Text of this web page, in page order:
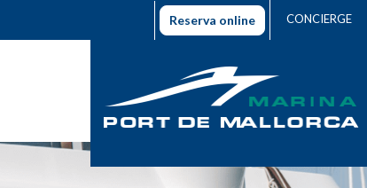
Reserva online CONCIERGE